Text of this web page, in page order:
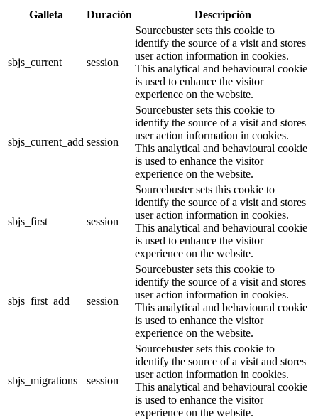
Galleta Duración Descripción
sbjs_current session
Sourcebuster sets this cookie to
identify the source of a visit and stores
user action information in cookies.
This analytical and behavioural cookie
is used to enhance the visitor
experience on the website.
sbjs_current_add session
Sourcebuster sets this cookie to
identify the source of a visit and stores
user action information in cookies.
This analytical and behavioural cookie
is used to enhance the visitor
experience on the website.
sbjs_first session
Sourcebuster sets this cookie to
identify the source of a visit and stores
user action information in cookies.
This analytical and behavioural cookie
is used to enhance the visitor
experience on the website.
sbjs_first_add session
Sourcebuster sets this cookie to
identify the source of a visit and stores
user action information in cookies.
This analytical and behavioural cookie
is used to enhance the visitor
experience on the website.
sbjs_migrations session
Sourcebuster sets this cookie to
identify the source of a visit and stores
user action information in cookies.
This analytical and behavioural cookie
is used to enhance the visitor
experience on the website.